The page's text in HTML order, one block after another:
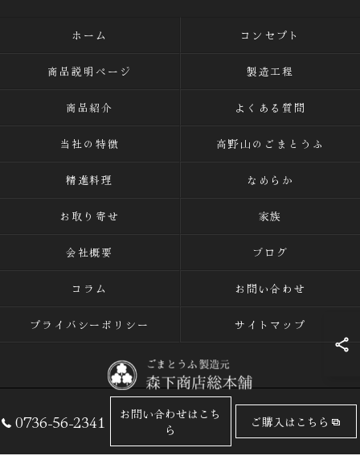
0736-56-2341
お問い合わせはこち
ら
ご購入はこちら
ホーム コンセプト
商品説明ページ 製造工程
商品紹介 よくある質問
当社の特徴 高野山のごまとうふ
精進料理 なめらか
お取り寄せ 家族
会社概要 ブログ
コラム お問い合わせ
プライバシーポリシー サイトマップ
© 2026 ごまとうふの専門店なら有限会社森下商店総本舗 ALL RIGHTS
RESERVED.